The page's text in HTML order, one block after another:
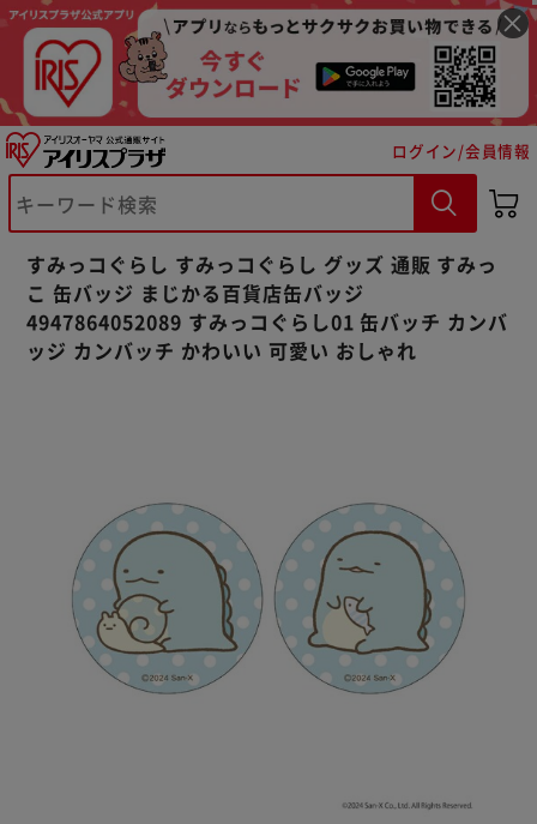
ログイン/会員情報
すみっコぐらし すみっコぐらし グッズ 通販 すみっ
こ 缶バッジ まじかる百貨店缶バッジ
4947864052089 すみっコぐらし01 缶バッチ カンバ
ッジ カンバッチ かわいい 可愛い おしゃれ
※ご確認ください
カートに入れる 購入手続きへ